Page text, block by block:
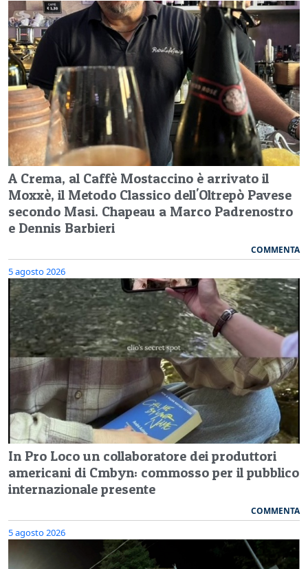
A Crema, al Caffè Mostaccino è arrivato il
Moxxè, il Metodo Classico dell'Oltrepò Pavese
secondo Masi. Chapeau a Marco Padrenostro
e Dennis Barbieri
COMMENTA
5 agosto 2026
In Pro Loco un collaboratore dei produttori
americani di Cmbyn: commosso per il pubblico
internazionale presente
COMMENTA
5 agosto 2026